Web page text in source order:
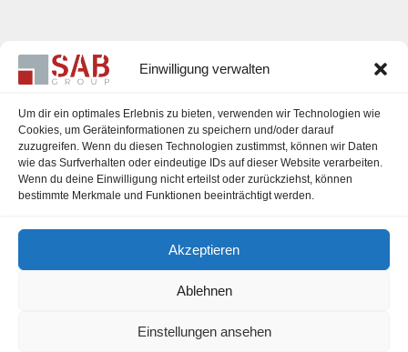
Einwilligung verwalten
Um dir ein optimales Erlebnis zu bieten, verwenden wir Technologien wie
Cookies, um Geräteinformationen zu speichern und/oder darauf
zuzugreifen. Wenn du diesen Technologien zustimmst, können wir Daten
wie das Surfverhalten oder eindeutige IDs auf dieser Website verarbeiten.
Wenn du deine Einwilligung nicht erteilst oder zurückziehst, können
bestimmte Merkmale und Funktionen beeinträchtigt werden.
Akzeptieren
Ablehnen
Einstellungen ansehen
Karriere
Impressum
Datenschutzerklärung
Cookie-Richtlinie (EU)
office@sab-group.com